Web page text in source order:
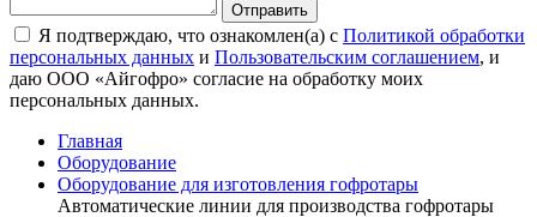
Я подтверждаю, что ознакомлен(а) с Политикой обработки
персональных данных и Пользовательским соглашением, и
даю ООО «Айгофро» согласие на обработку моих
персональных данных.
Главная
Оборудование
Оборудование для изготовления гофротары
Автоматические линии для производства гофротары